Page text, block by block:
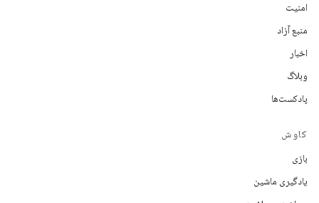
امنیت
منبع آزاد
اخبار
وبلاگ
پادکست‌ها
کاوش
بازی
یادگیری ماشین